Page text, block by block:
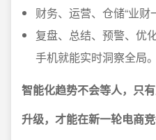
财务、运营、仓储“业财
复盘、总结、预警、优
手机就能实时洞察全局。
智能化趋势不会等人，只
升级，才能在新一轮电商竞